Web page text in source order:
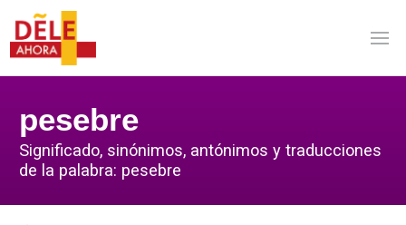
pesebre
Significado, sinónimos, antónimos y traducciones
de la palabra: pesebre